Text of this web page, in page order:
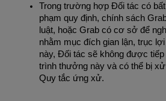
Trong trường hợp Đối tác có
phạm quy định, chính sách
luật, hoặc Grab có cơ sở để
nhằm mục đích gian lận, trục
này, Đối tác sẽ không được
trình thưởng này và có thể bị
Quy tắc ứng xử.